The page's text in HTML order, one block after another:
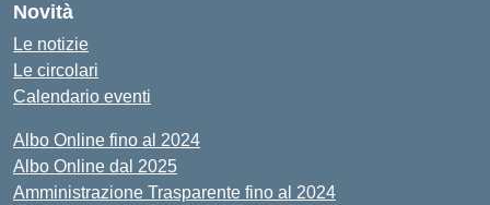
Novità
Le notizie
Le circolari
Calendario eventi
Albo Online fino al 2024
Albo Online dal 2025
Amministrazione Trasparente fino al 2024